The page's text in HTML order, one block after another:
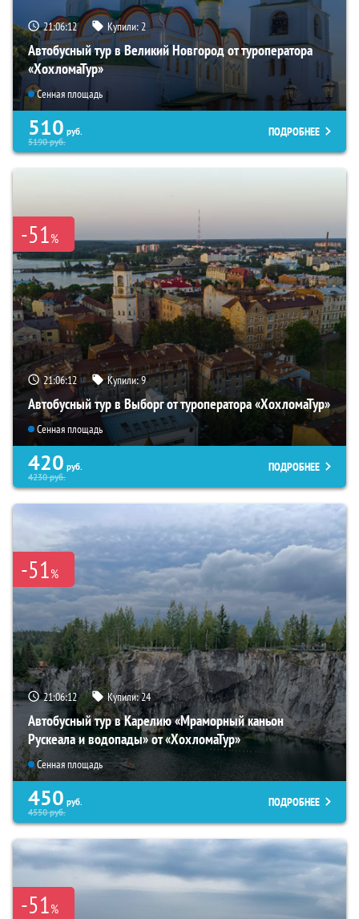
21:06:10 Купили:2
Автобусный тур в Великий Новгород от туроператора
«ХохломаТур»
Сенная площадь
510 руб.
5190руб.
ПОДРОБНЕЕ
-51%
21:06:10 Купили:9
Автобусный тур в Выборг от туроператора «ХохломаТур»
Сенная площадь
420 руб.
4230руб.
ПОДРОБНЕЕ
-51%
21:06:10 Купили:24
Автобусный тур в Карелию «Мраморный каньон
Рускеала и водопады» от «ХохломаТур»
Сенная площадь
450 руб.
4550руб.
ПОДРОБНЕЕ
-51%